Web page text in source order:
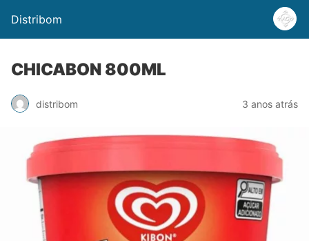
Distribom
CHICABON 800ML
distribom 3 anos atrás